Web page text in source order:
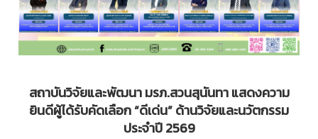
สถาบันวิจัยและพัฒนา มรภ.สวนสุนันทา แสดงความ
ยินดีผู้ได้รับคัดเลือก “ดีเด่น” ด้านวิจัยและนวัตกรรม
ประจำปี 2569